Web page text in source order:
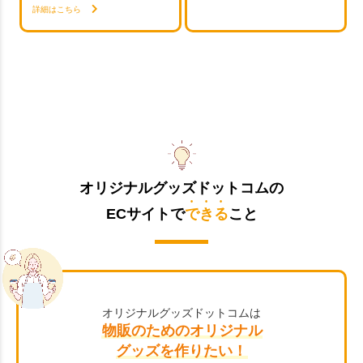
詳細はこちら
オリジナルグッズドットコムの
ECサイトでできること
オリジナルグッズドットコムは
物販のためのオリジナル
グッズを作りたい！